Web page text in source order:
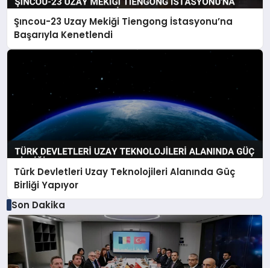
Şıncou-23 Uzay Mekiği Tiengong İstasyonu’na
Başarıyla Kenetlendi
Türk Devletleri Uzay Teknolojileri Alanında Güç
Birliği Yapıyor
Son Dakika